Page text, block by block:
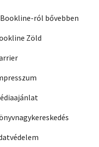
ról bővebben
Zöld